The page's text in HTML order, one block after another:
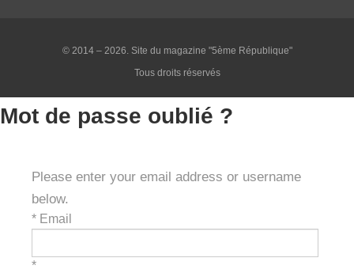
© 2014 – 2026. Site du magazine "5ème République"
Tous droits réservés
Mot de passe oublié ?
Please enter your email address or username
below.
* Email
*